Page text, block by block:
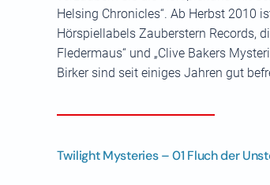
Helsing Chronicles“. Ab Herbst 2010
Hörspiellabels Zauberstern Records,
Fledermaus“ und „Clive Bakers
Birker sind seit einiges Jahren gut
Twilight Mysteries – 01 Fluch der